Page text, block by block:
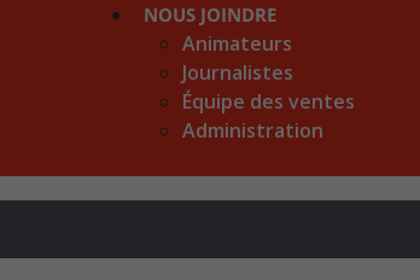
NOUS JOINDRE
Animateurs
Journalistes
Équipe des ventes
Administration